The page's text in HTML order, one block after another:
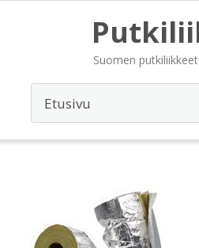
Suomen